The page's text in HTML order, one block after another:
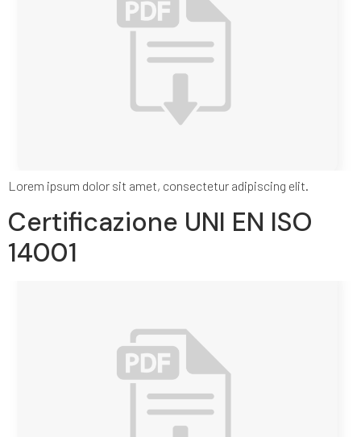
Lorem ipsum dolor sit amet, consectetur adipiscing elit.
Certificazione UNI EN ISO
14001